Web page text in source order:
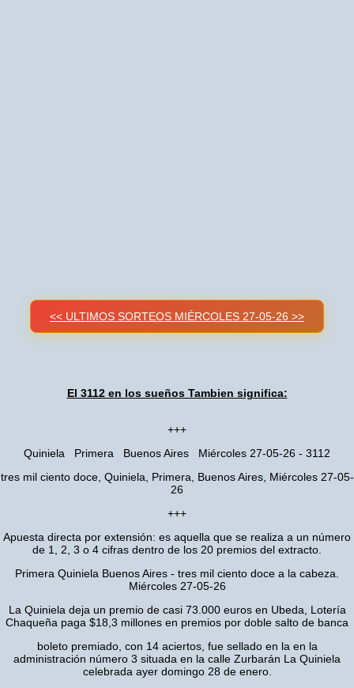
<< ULTIMOS SORTEOS MIÉRCOLES 27-05-26 >>
El 3112 en los sueños Tambien significa:
+++
Quiniela Primera Buenos Aires Miércoles 27-05-26 - 3112
tres mil ciento doce, Quiniela, Primera, Buenos Aires, Miércoles 27-05-
26
+++
Apuesta directa por extensión: es aquella que se realiza a un número
de 1, 2, 3 o 4 cifras dentro de los 20 premios del extracto.
Primera Quiniela Buenos Aires - tres mil ciento doce a la cabeza.
Miércoles 27-05-26
La Quiniela deja un premio de casi 73.000 euros en Ubeda, Lotería
Chaqueña paga $18,3 millones en premios por doble salto de banca
boleto premiado, con 14 aciertos, fue sellado en la en la
administración número 3 situada en la calle Zurbarán La Quiniela
celebrada ayer domingo 28 de enero.